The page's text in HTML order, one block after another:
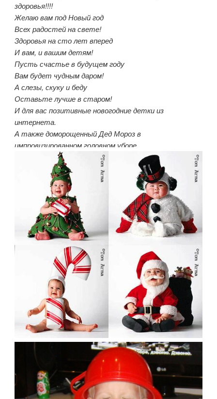
здоровья!!!!
Желаю вам под Новый год
Всех радостей на свете!
Здоровья на сто лет вперед
И вам, и вашим детям!
Пусть счастье в будущем году
Вам будет чудным даром!
А слезы, скуку и беду
Оставьте лучше в старом!
И для вас позитивные новогодние детки из
интернета.
А также доморощенный Дед Мороз в
импровизированном головном уборе.